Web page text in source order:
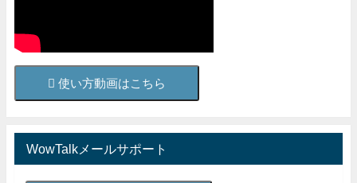
使い方動画はこちら
WowTalkメールサポート